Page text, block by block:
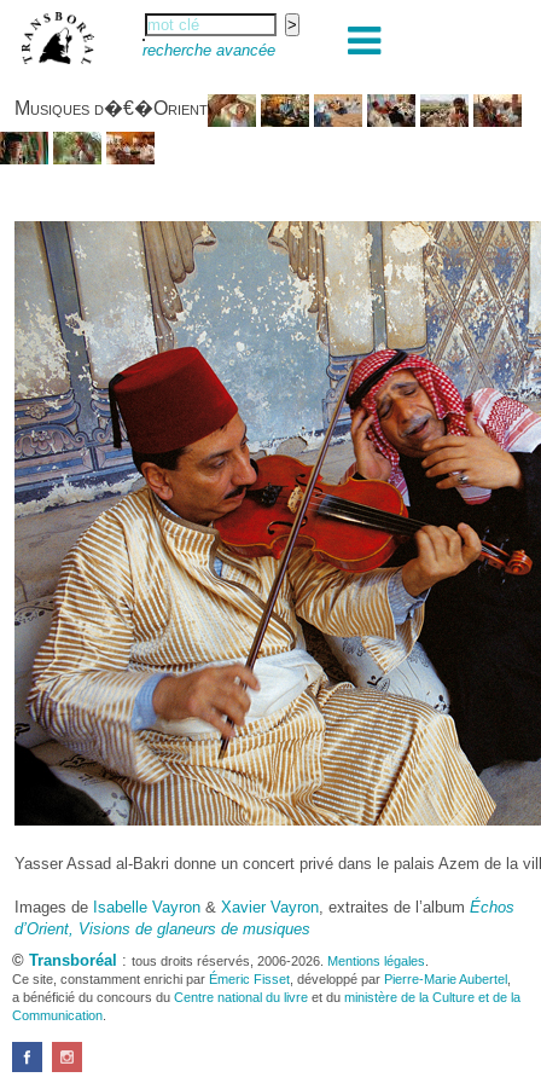
recherche avancée
Musiques d�€�Orient
Yasser Assad al-Bakri donne un concert privé dans le palais Azem de la
Images de Isabelle Vayron & Xavier Vayron, extraites de l’album Échos
d’Orient, Visions de glaneurs de musiques
© Transboréal : tous droits réservés, 2006-2026. Mentions légales
Ce site, constamment enrichi par Émeric Fisset , développé par Pierre-Marie Aubertel
a bénéficié du concours du Centre national du livre et du ministère de la Culture et de la
Communication